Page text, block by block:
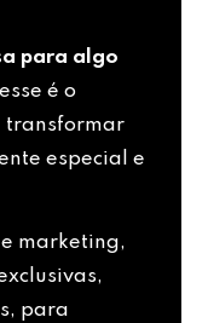
para algo
é o
transformar
especial e
marketing,
para